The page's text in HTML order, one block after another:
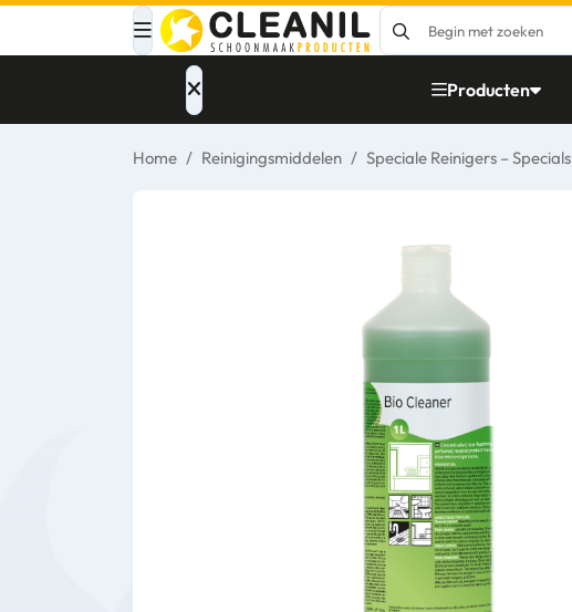
Producten
Bedrijfsbenodigdheden
Home / Reinigingsmiddelen / Speciale Reinigers – Specials